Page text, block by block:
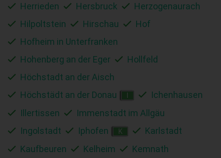
Herrieden
Hersbruck
Herzogenaurach
Hilpoltstein
Hirschau
Hof
Hofheim in Unterfranken
Hohenberg an der Eger
Hollfeld
Höchstadt an der Aisch
Höchstädt an der Donau
Ichenhausen
Illertissen
Immenstadt im Allgäu
Ingolstadt
Iphofen K
Karlstadt
Kaufbeuren
Kelheim
Kemnath